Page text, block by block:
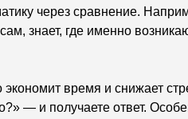
через сравнение.
знает, где именно
экономит время и снижает
— и получаете ответ.